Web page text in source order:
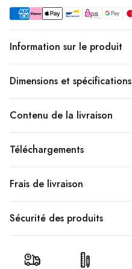
Information sur le produit
Dimensions et spécifications
Contenu de la livraison
Téléchargements
Frais de livraison
Sécurité des produits